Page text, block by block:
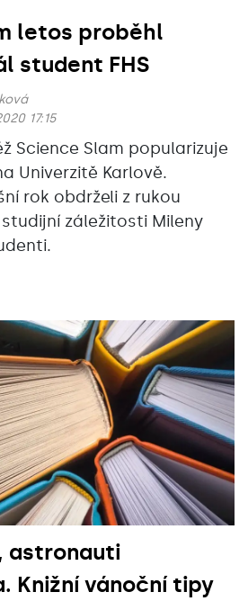
letos proběhl
student FHS
17:15
Science Slam popularizuje
Univerzitě Karlově.
rok obdrželi z rukou
záležitosti Mileny
astronauti
Knižní vánoční tipy